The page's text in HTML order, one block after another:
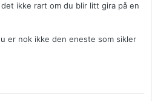
ikke rart om du blir litt gira på en
er nok ikke den eneste som sikler